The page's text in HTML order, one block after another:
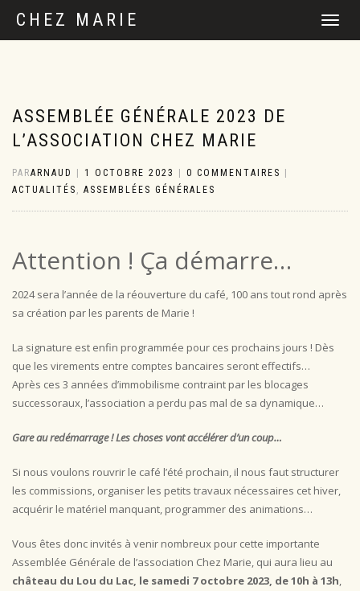
CHEZ MARIE
DÉPLIER
ASSEMBLÉE GÉNÉRALE 2023 DE
L’ASSOCIATION CHEZ MARIE
PARARNAUD 1 OCTOBRE 2023 0 COMMENTAIRES
ACTUALITÉS , ASSEMBLÉES GÉNÉRALES
Attention ! Ça démarre…
2024 sera l’année de la réouverture du café, 100 ans tout rond après
sa création par les parents de Marie !
La signature est enfin programmée pour ces prochains jours ! Dès
que les virements entre comptes bancaires seront effectifs…
Après ces 3 années d’immobilisme contraint par les blocages
successoraux, l’association a perdu pas mal de sa dynamique…
Gare au redémarrage ! Les choses vont accélérer d’un coup…
Si nous voulons rouvrir le café l’été prochain, il nous faut structurer
les commissions, organiser les petits travaux nécessaires cet hiver,
acquérir le matériel manquant, programmer des animations…
Vous êtes donc invités à venir nombreux pour cette importante
Assemblée Générale de l’association Chez Marie, qui aura lieu au
château du Lou du Lac, le samedi 7 octobre 2023, de 10h à 13h,